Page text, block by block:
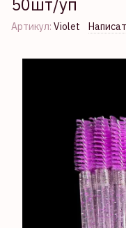
Артикул: Violet